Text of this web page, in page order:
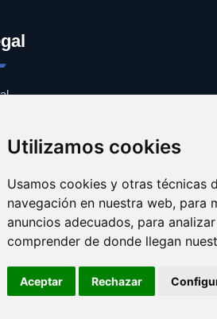
Utilizamos cookies
Usamos cookies y otras técnicas
navegación en nuestra web,
anuncios adecuados, para
comprender de donde llegan
Aceptar Rechazar